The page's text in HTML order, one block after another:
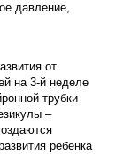
давление,
от
на 3-й неделе
трубки
–
ребенка